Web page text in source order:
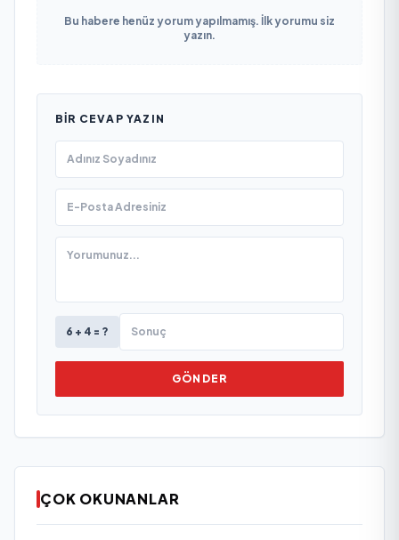
Bu habere henüz yorum yapılmamış. İlk yorumu siz
yazın.
BIR CEVAP YAZIN
6 + 4 = ?
GÖNDER
ÇOK OKUNANLAR